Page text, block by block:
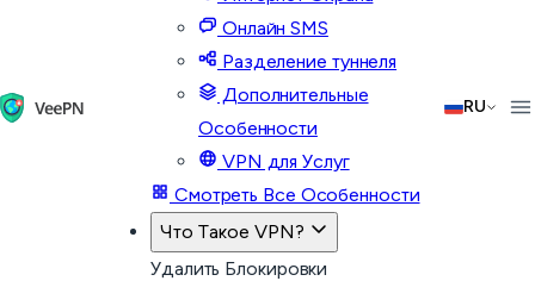
Онлайн SMS
Разделение туннеля
Дополнительные
Особенности
VPN для Услуг
Смотреть Все Особенности
Что Такое VPN?
Удалить Блокировки
RU